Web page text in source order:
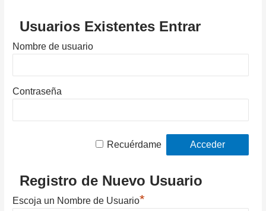
Usuarios Existentes Entrar
Nombre de usuario
Contraseña
Recuérdame
Registro de Nuevo Usuario
Escoja un Nombre de Usuario*